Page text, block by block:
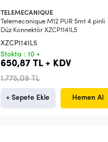
TELEMECANIQUE
Telemecanique M12 PUR 5mt 4 pinli
Düz Konnektör XZCP1141L5
XZCP1141L5
Stokta : 10 +
650,87 TL + KDV
1.775,09 TL
+ Sepete Ekle Hemen Al